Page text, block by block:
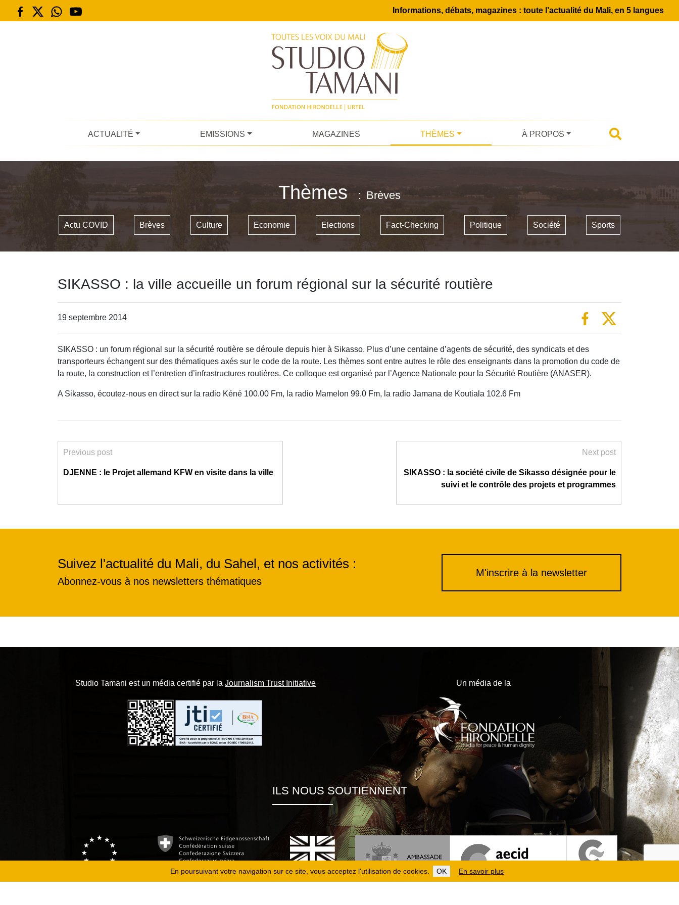
En poursuivant votre navigation sur ce site, vous acceptez l'utilisation de cookies. OK En savoir plus
Informations, débats, magazines : toute l’actualité du Mali, en 5 langues
ACTUALITÉ EMISSIONS MAGAZINES THÈMES À PROPOS
Thèmes Brèves
Actu COVID Brèves Culture Economie Elections Fact-Checking Politique Société Sports
SIKASSO : la ville accueille un forum régional sur la sécurité routière
19 septembre 2014
SIKASSO : un forum régional sur la sécurité routière se déroule depuis hier à Sikasso. Plus d’une centaine d’agents de sécurité, des syndicats et des
transporteurs échangent sur des thématiques axés sur le code de la route. Les thèmes sont entre autres le rôle des enseignants dans la promotion du code de
la route, la construction et l’entretien d’infrastructures routières. Ce colloque est organisé par l’Agence Nationale pour la Sécurité Routière (ANASER).
A Sikasso, écoutez-nous en direct sur la radio Kéné 100.00 Fm, la radio Mamelon 99.0 Fm, la radio Jamana de Koutiala 102.6 Fm
Previous post
DJENNE : le Projet allemand KFW en visite dans la ville
Next post
SIKASSO : la société civile de Sikasso désignée pour le
suivi et le contrôle des projets et programmes
Suivez l'actualité du Mali, du Sahel, et nos activités :
Abonnez-vous à nos newsletters thématiques
M'inscrire à la newsletter
Studio Tamani est un média certifié par la Journalism Trust Initiative Un média de la
ILS NOUS SOUTIENNENT